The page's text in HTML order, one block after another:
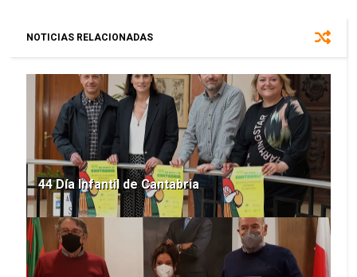
NOTICIAS RELACIONADAS
44 Día Infantil de Cantabria